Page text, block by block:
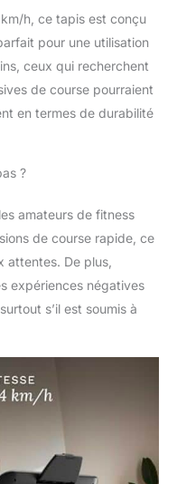
h, ce tapis est conçu
pour une utilisation
ceux qui recherchent
de course pourraient
en termes de durabilité
?
amateurs de fitness
de course rapide, ce
attentes. De plus,
expériences négatives
s’il est soumis à